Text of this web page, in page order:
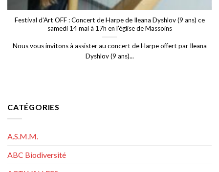
Festival d’Art OFF : Concert de Harpe de Ileana Dyshlov (9 ans) ce
samedi 14 mai à 17h en l’église de Massoins
Nous vous invitons à assister au concert de Harpe offert par Ileana
Dyshlov (9 ans)...
CATÉGORIES
A.S.M.M.
ABC Biodiversité